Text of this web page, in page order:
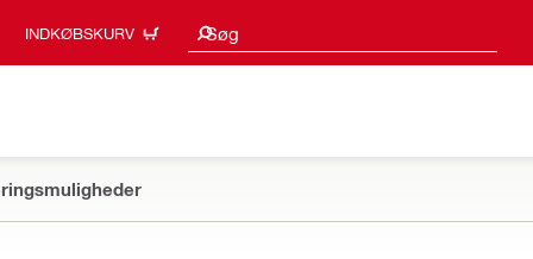
INDKØBSKURV Søg
Søgeresultater